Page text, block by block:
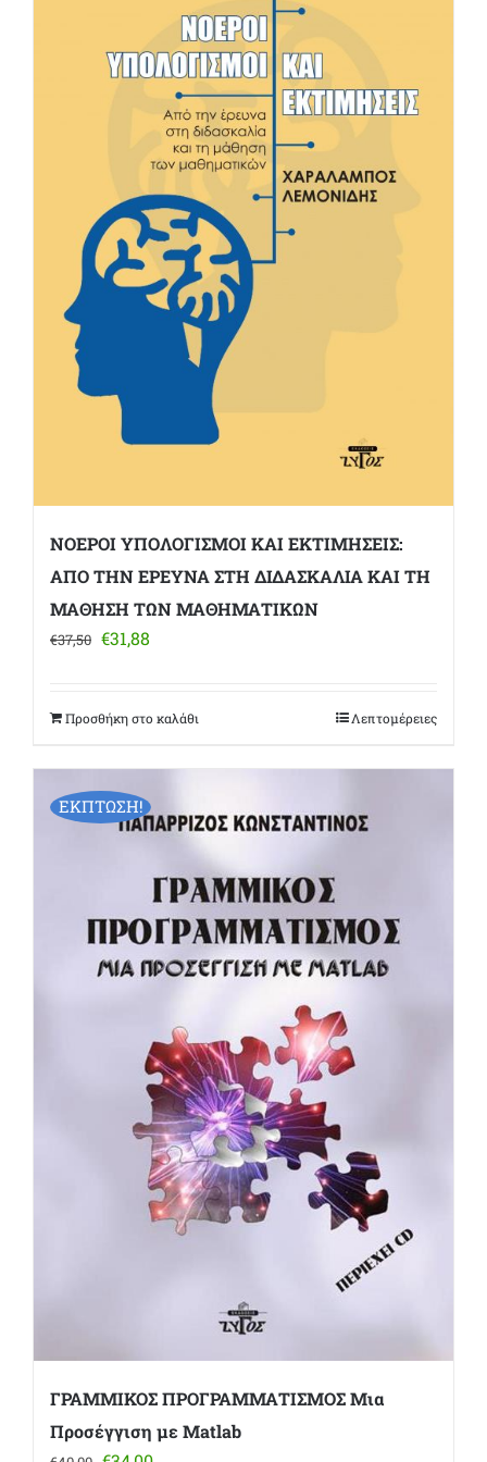
ΝΟΕΡΟΙ ΥΠΟΛΟΓΙΣΜΟΙ ΚΑΙ ΕΚΤΙΜΗΣΕΙΣ:
ΑΠΟ ΤΗΝ ΕΡΕΥΝΑ ΣΤΗ ΔΙΔΑΣΚΑΛΙΑ ΚΑΙ ΤΗ
ΜΑΘΗΣΗ ΤΩΝ ΜΑΘΗΜΑΤΙΚΩΝ
€37,50 Original
€37,50.
€31,88
είναι:
Προσθήκη στο καλάθι Λεπτομέρειες
ΕΚΠΤΩΣΗ!
ΓΡΑΜΜΙΚΟΣ ΠΡΟΓΡΑΜΜΑΤΙΣΜΟΣ Μια
Προσέγγιση με Matlab